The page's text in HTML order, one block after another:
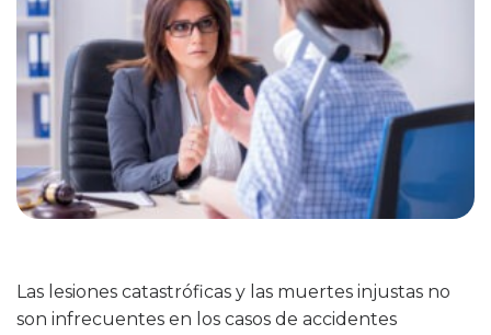
Las lesiones catastróficas y las muertes injustas no
son infrecuentes en los casos de accidentes